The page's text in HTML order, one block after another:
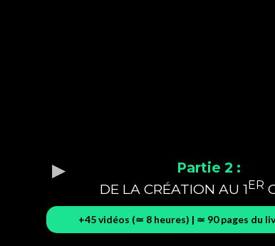
Partie 2 :
DE LA CRÉATION AU 1 ER
+45 vidéos (≃ 8 heures) | ≃ 90 pages du